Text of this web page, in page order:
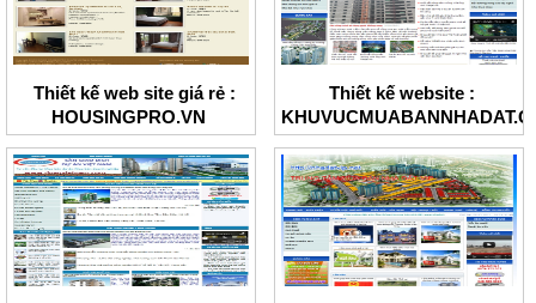
Thiết kế web site giá rẻ :
HOUSINGPRO.VN
Thiết kế website :